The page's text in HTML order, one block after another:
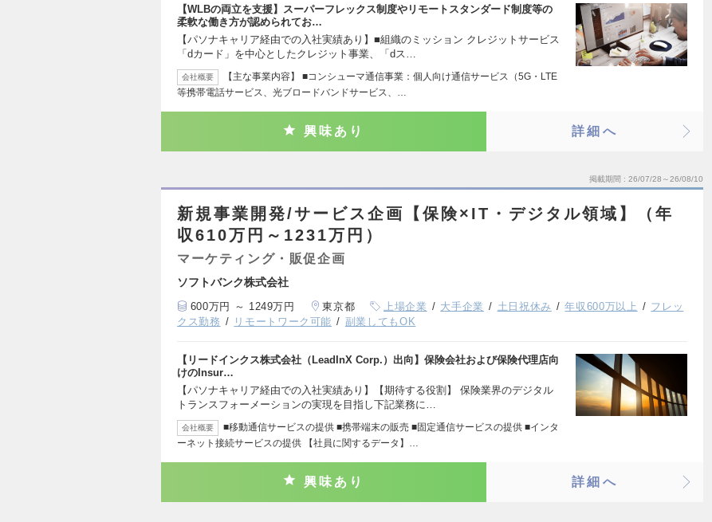
【WLBの両立を支援】スーパーフレックス制度やリモートスタンダード制度等の
柔軟な働き方が認められてお…
【パソナキャリア経由での入社実績あり】■組織のミッション クレジットサービス
「dカード」を中心としたクレジット事業、「dス…
会社概要
【主な事業内容】 ■コンシューマ通信事業：個人向け通信サービス（5G・LTE
等携帯電話サービス、光ブロードバンドサービス、…
興味あり 詳細へ
掲載期間 26/07/28～26/08/10
新規事業開発/サービス企画【保険×IT・デジタル領域】（年
収610万円～1231万円）
マーケティング・販促企画
ソフトバンク株式会社
600万円 ～ 1249万円 東京都 上場企業 大手企業 土日祝休み 年収600万以上
フレッ
クス勤務
リモートワーク可能 副業してもOK
【リードインクス株式会社（LeadInX Corp.）出向】保険会社および保険代理店向
けのInsur…
【パソナキャリア経由での入社実績あり】【期待する役割】 保険業界のデジタル
トランスフォーメーションの実現を目指し下記業務に…
会社概要
■移動通信サービスの提供 ■携帯端末の販売 ■固定通信サービスの提供 ■インタ
ーネット接続サービスの提供 【社員に関するデータ】…
興味あり 詳細へ